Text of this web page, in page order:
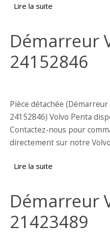
Lire la suite
Démarreur
24152846
Pièce détachée
24152846) Volvo Penta
Contactez-nous pour
directement sur notre
Lire la suite
Démarreur
21423489